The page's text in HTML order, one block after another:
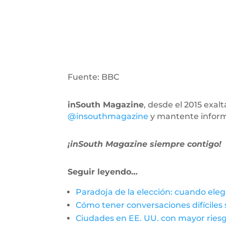
Fuente: BBC
inSouth Magazine, desde el 2015
@insouthmagazine y mantente
¡inSouth Magazine siempre contigo!
Seguir leyendo…
Paradoja de la elección: cuando
Cómo tener conversaciones
Ciudades en EE. UU. con mayor